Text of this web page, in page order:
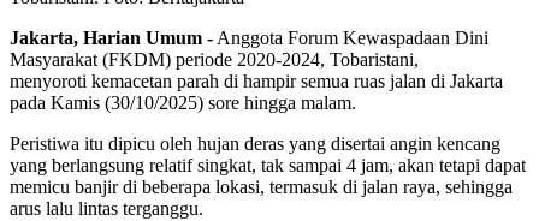
Jakarta, Harian Umum - Anggota Forum Kewaspadaan Dini
Masyarakat (FKDM) periode 2020-2024, Tobaristani,
menyoroti kemacetan parah di hampir semua ruas jalan di Jakarta
pada Kamis (30/10/2025) sore hingga malam.
Peristiwa itu dipicu oleh hujan deras yang disertai angin kencang
yang berlangsung relatif singkat, tak sampai 4 jam, akan tetapi dapat
memicu banjir di beberapa lokasi, termasuk di jalan raya, sehingga
arus lalu lintas terganggu.